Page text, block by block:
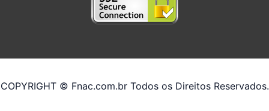
COPYRIGHT © Fnac.com.br Todos os Direitos Reservados.